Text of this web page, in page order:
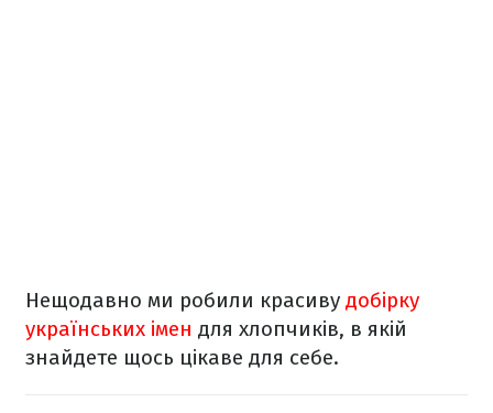
Нещодавно ми робили красиву добірку
українських імен для хлопчиків, в якій
знайдете щось цікаве для себе.